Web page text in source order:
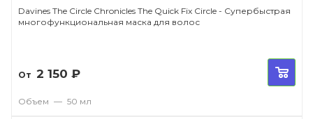
Davines The Circle Chronicles The Quick Fix Circle - Супербыстрая
многофункциональная маска для волос
От 2 150 ₽
Объем — 50 мл